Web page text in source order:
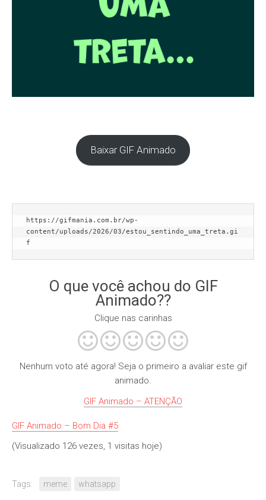
Baixar GIF Animado
https://gifmania.com.br/wp-
content/uploads/2026/03/estou_sentindo_uma_treta.gi
f
O que você achou do GIF
Animado??
Clique nas carinhas
Nenhum voto até agora! Seja o primeiro a avaliar este gif
animado.
GIF Animado – ATENÇÃO
GIF Animado – Bom Dia #5
(Visualizado 126 vezes, 1 visitas hoje)
Tags: meme whatsapp